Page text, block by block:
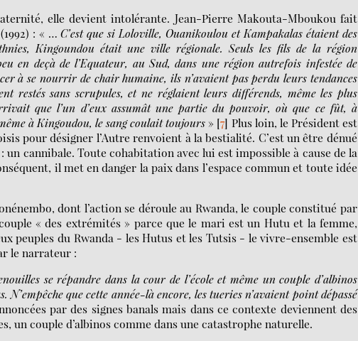
elle devient intolérante. Jean-Pierre Makouta-Mboukou fait
: « …C’est que si Loloville, Ouanikoulou et Kampakalas étaient des
Kingoundou était une ville régionale. Seuls les fils de la région
en deçà de l’Equateur, au Sud, dans une région autrefois infestée de
à se nourrir de chair humaine, ils n’avaient pas perdu leurs tendances
restés sans scrupules, et ne réglaient leurs différends, même les plus
que l’un d’eux assumât une partie du pouvoir, où que ce fût, à
à Kingoudou, le sang coulait toujours » [7] Plus loin, le Président est
pour désigner l’Autre renvoient à la bestialité. C’est un être dénué
cannibale. Toute cohabitation avec lui est impossible à cause de la
il met en danger la paix dans l’espace commun et toute idée
dont l’action se déroule au Rwanda, le couple constitué par
« des extrémités » parce que le mari est un Hutu et la femme,
peuples du Rwanda - les Hutus et les Tutsis - le vivre-ensemble est
le narrateur :
se répandre dans la cour de l’école et même un couple d’albinos
N’empêche que cette année-là encore, les tueries n’avaient point dépassé
par des signes banals mais dans ce contexte deviennent des
un couple d’albinos comme dans une catastrophe naturelle.